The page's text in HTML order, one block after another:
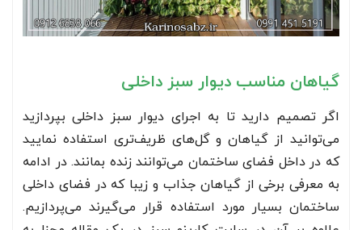
گیاهان مناسب دیوار سبز داخلی
اگر تصمیم دارید تا به اجرای دیوار سبز داخلی بپردازید
می‌توانید از گیاهان و گل‌های ظریف‌تری استفاده نمایید
که در داخل فضای ساختمان می‌توانند زنده بمانند. در ادامه
به معرفی برخی از گیاهان جذاب و زیبا که در فضای داخلی
ساختمان بسیار مورد استفاده قرار می‌گیرند می‌پردازیم.